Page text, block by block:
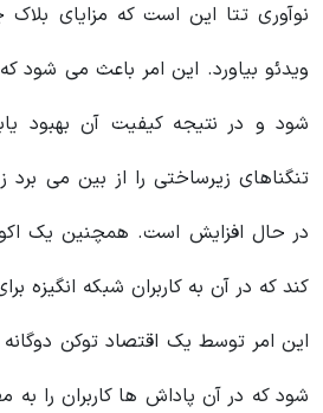
نوآوری تتا این است که مزایای
ویدئو بیاورد. این امر باعث می شود
شود و در نتیجه کیفیت آن بهبود
تنگناهای زیرساختی را از بین می برد
در حال افزایش است. همچنین یک
کند که در آن به کاربران شبکه انگیزه
این امر توسط یک اقتصاد توکن
شود که در آن پاداش ها کاربران را